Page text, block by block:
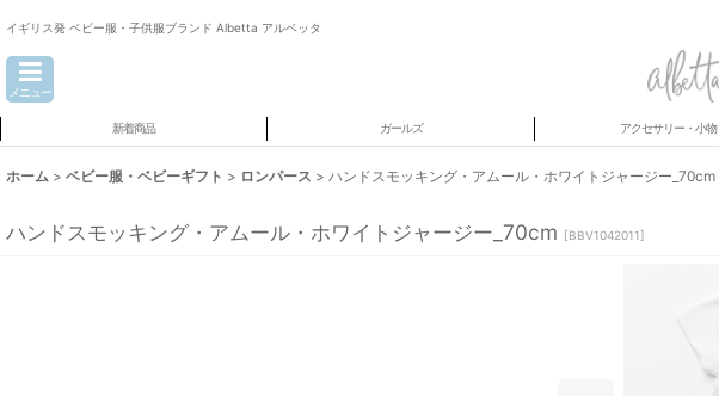
イギリス発 ベビー服・子供服ブランド Albetta アルベッタ
メニュー
新着商品 ガールズ アクセサリー・小物
ホーム > ベビー服・ベビーギフト > ロンパース > ハンドスモッキング・アムール・ホワイトジャージー_70cm
ハンドスモッキング・アムール・ホワイトジャージー_70cm [BBV1042011]